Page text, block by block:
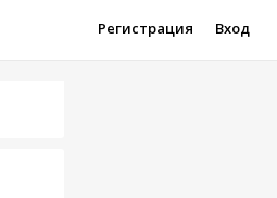
Регистрация Вход